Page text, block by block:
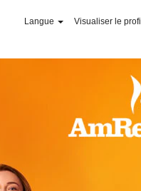
Langue Visualiser le profil